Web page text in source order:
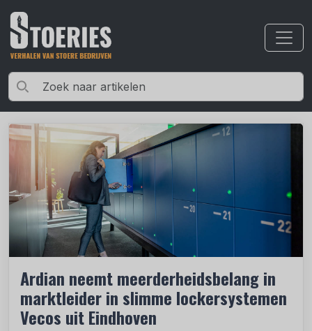
Ardian neemt meerderheidsbelang in
marktleider in slimme lockersystemen
Vecos uit Eindhoven